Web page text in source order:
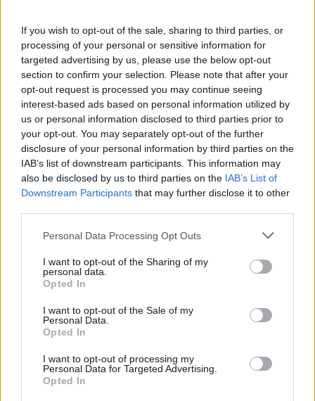
If you wish to opt-out of the sale, sharing to third parties, or
processing of your personal or sensitive information for
targeted advertising by us, please use the below opt-out
section to confirm your selection. Please note that after your
opt-out request is processed you may continue seeing
interest-based ads based on personal information utilized by
us or personal information disclosed to third parties prior to
your opt-out. You may separately opt-out of the further
disclosure of your personal information by third parties on the
IAB’s list of downstream participants. This information may
also be disclosed by us to third parties on the IAB’s List of
Downstream Participants that may further disclose it to other
Personal Data Processing Opt Outs
I want to opt-out of the Sharing of my
personal data.
Opted In
I want to opt-out of the Sale of my
Personal Data.
Opted In
I want to opt-out of processing my
Personal Data for Targeted Advertising.
Opted In
L’Ajuntament de Tortosa amplia el
termini de les obres de l’aparcament
dels terrenys de Renfe per les altes
temperatures
7 d'agost de 2026
Amposta recupera les Cases del Castell
i culmina un projecte estratègic que
vincula patrimoni, turisme i
gastronomia
6 d'agost de 2026
Els vestits de paper guanyen força
enguany amb més modistes i gairebé
31 de juliol de 2026